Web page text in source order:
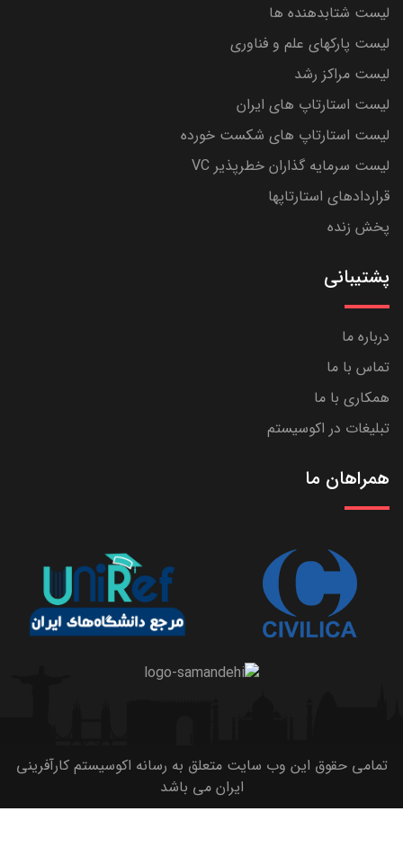
لیست شتابدهنده ها
لیست پارکهای علم و فناوری
لیست مراکز رشد
لیست استارتاپ های ایران
لیست استارتاپ های شکست خورده
لیست سرمایه گذاران خطرپذیر VC
قراردادهای استارتاپها
پخش زنده
پشتیبانی
درباره ما
تماس با ما
همکاری با ما
تبلیغات در اکوسیستم
همراهان ما
تمامی حقوق این وب سایت متعلق به رسانه اکوسیستم کارآفرینی
ایران می باشد